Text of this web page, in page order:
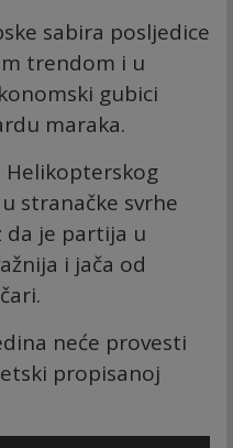
sabira posljedice
trendom i u
gubici
maraka.
stranačke svrhe
da je partija u
i jača od
neće provesti
propisanoj